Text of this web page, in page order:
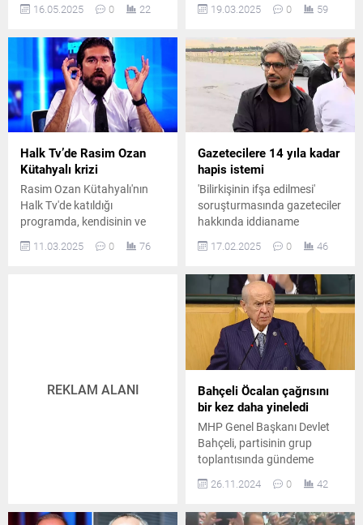
para cezası verdi.
16.05.2025 0 22
gözaltına alındı.
19.03.2025 0 59
Halk Tv’de Rasim Ozan
Kütahyalı krizi
Rasim Ozan Kütahyalı'nın
Halk Tv'de katıldığı
programda, kendisinin ve
katıldığı konuların
eleştirilmesiyle başlayan kriz,
11.03.2025 0 76
Gazetecilere 14 yıla kadar
hapis istemi
'Bilirkişinin ifşa edilmesi'
soruşturmasında gazeteciler
hakkında iddianame
hazırlandı
17.02.2025 0 46
REKLAM ALANI
Bahçeli Öcalan çağrısını
bir kez daha yineledi
MHP Genel Başkanı Devlet
Bahçeli, partisinin grup
toplantısında gündeme
bulundu.
26.11.2024 0 42